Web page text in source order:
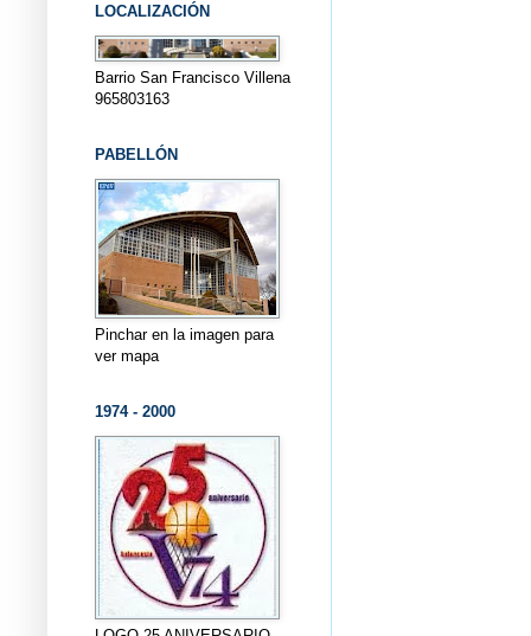
LOCALIZACIÓN
Barrio San Francisco Villena
965803163
PABELLÓN
Pinchar en la imagen para
ver mapa
1974 - 2000